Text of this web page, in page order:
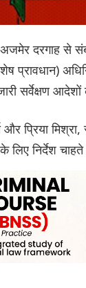
दरगाह से
प्रावधान)
सर्वेक्षण
प्रिया
के लिए निर्देश